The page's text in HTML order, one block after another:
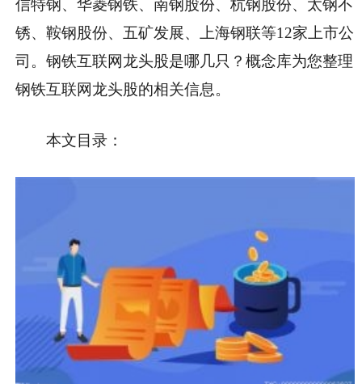
信特钢、华菱钢铁、南钢股份、杭钢股份、太钢不
锈、鞍钢股份、五矿发展、上海钢联等12家上市公
司。钢铁互联网龙头股是哪几只？概念库为您整理
钢铁互联网龙头股的相关信息。
本文目录：